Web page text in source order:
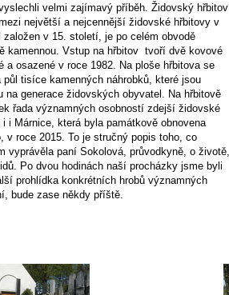
velmi zajímavý příběh. Židovský hřbitov
největší a nejcennější židovské hřbitovy v
založen v 15. století, je po celém obvodě
kamennou. Vstup na hřbitov tvoří dvě kovové
a osazené v roce 1982. Na ploše hřbitova se
půl tisíce kamenných náhrobků, které jsou
na generace židovských obyvatel. Na hřbitově
řada významných osobností zdejší židovské
i Márnice, která byla památkově obnovena
v roce 2015. To je stručný popis toho, co
vyprávěla paní Sokolová, průvodkyně, o životě,
Po dvou hodinách naší procházky jsme byli
prohlídka konkrétních hrobů významných
bude zase někdy příště.